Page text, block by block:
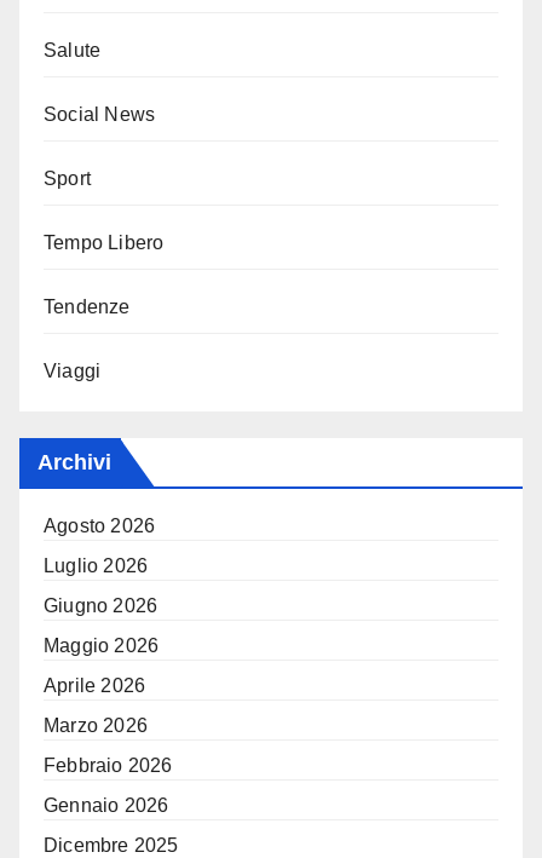
Salute
Social News
Sport
Tempo Libero
Tendenze
Viaggi
Archivi
Agosto 2026
Luglio 2026
Giugno 2026
Maggio 2026
Aprile 2026
Marzo 2026
Febbraio 2026
Gennaio 2026
Dicembre 2025